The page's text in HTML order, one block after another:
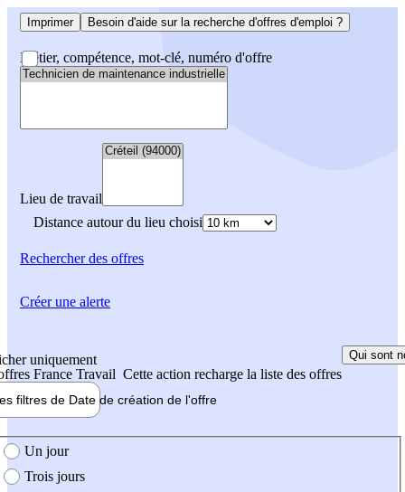
Imprimer Besoin d'aide sur la recherche d'offres d'emploi ?
Métier, compétence, mot-clé, numéro d'offre
Lieu de travail
Distance autour du lieu choisi
Rechercherdes offres
uniquement
France Travail Cette action recharge la liste des offres
Qui sont
filtres de Date de création de l'offre
création de l'offre
Un jour
Trois jours
Créer une alerte